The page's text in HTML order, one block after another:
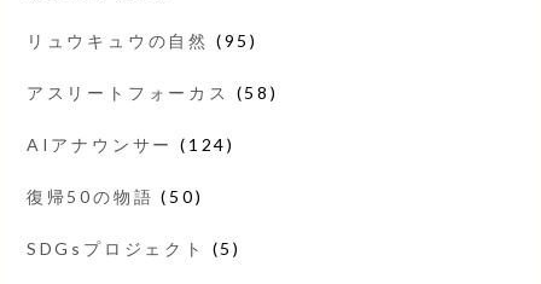
リュウキュウの自然 (95)
アスリートフォーカス (58)
AIアナウンサー (124)
復帰50の物語 (50)
SDGsプロジェクト (5)